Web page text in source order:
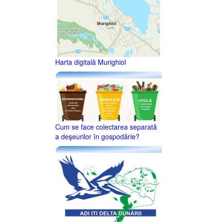
Harta digitală Murighiol
Cum se face colectarea separată
a deşeurilor în gospodărie?